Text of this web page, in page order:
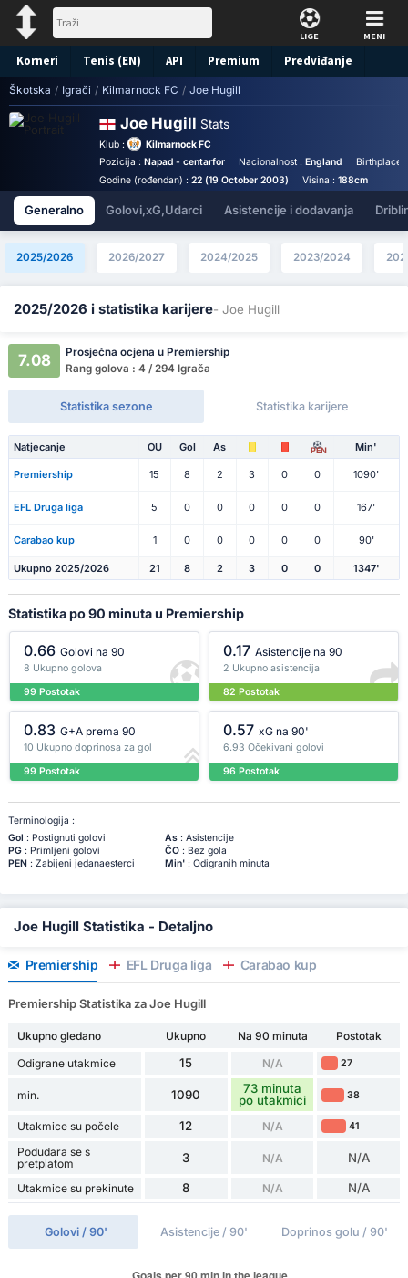
LIGE MENI
Korneri Tenis (EN) API Premium Predviđanje
Škotska / Igrači / Kilmarnock FC / Joe Hugill
Joe Hugill Stats
Klub :
Kilmarnock FC
Pozicija : Napad - centarfor Nacionalnost :England
Birthplace
Godine (rođendan) : 22 (19 October 2003) Visina :188cm
Generalno Golovi,xG,Udarci Asistencije i dodavanja
2025/2026 2026/2027 2024/2025 2023/2024
2025/2026 i statistika karijere- Joe Hugill
7.08
Prosječna ocjena u Premiership
Rang golova : 4 / 294 Igrača
Statistika sezone Statistika karijere
Natjecanje OU Gol As PEN Min'
Premiership 15 8 2 3 0 0 1090'
EFL Druga liga 5 0 0 0 0 0 167'
Carabao kup 1 0 0 0 0 0 90'
Ukupno 2025/2026 21 8 2 3 0 0 1347'
Statistika po 90 minuta u Premiership
0.66 Golovi na 90
8 Ukupno golova
99 Postotak
0.17 Asistencije na 90
2 Ukupno asistencija
82 Postotak
0.83 G+A prema 90
10 Ukupno doprinosa za gol
99 Postotak
0.57 xG na 90'
6.93 Očekivani golovi
96 Postotak
Terminologija :
Gol : Postignuti golovi As: Asistencije
PG: Primljeni golovi ČO: Bez gola
PEN: Zabijeni jedanaesterci Min': Odigranih minuta
Joe Hugill Statistika - Detaljno
Premiership EFL Druga liga Carabao kup
Premiership Statistika za Joe Hugill
Ukupno gledano Ukupno Na 90 minuta
Postotak
Odigrane utakmice
15 N/A 27
min. 1090
73 minuta
po utakmici
38
Utakmice su počele 12 N/A 41
Podudara se s
pretplatom
3 N/A N/A
Utakmice su prekinute 8 N/A N/A
Golovi / 90' Asistencije / 90' Doprinos golu / 90'